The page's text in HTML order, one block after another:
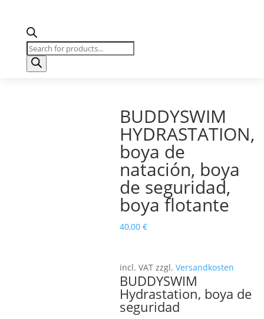
Búsqueda
de
productos
BUDDYSWIM
HYDRASTATION,
boya de
natación, boya
de seguridad,
boya flotante
40,00 €
incl. VAT zzgl. Versandkosten
BUDDYSWIM
Hydrastation, boya de
seguridad